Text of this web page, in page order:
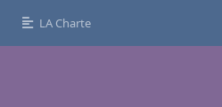
LA Charte